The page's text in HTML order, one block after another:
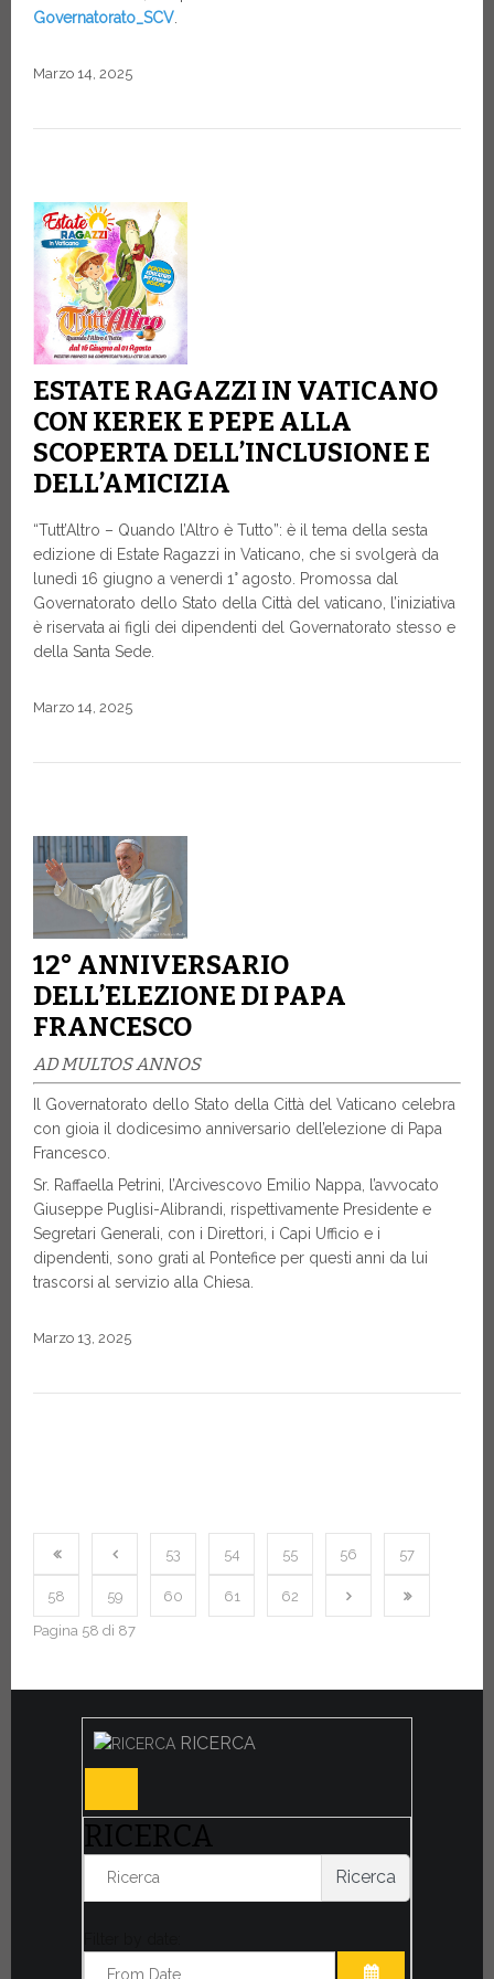
Governatorato_SCV
Marzo 14, 2025
ESTATE RAGAZZI IN VATICANO
CON KEREK E PEPE ALLA
SCOPERTA DELL’INCLUSIONE E
DELL’AMICIZIA
“Tutt’Altro – Quando l’Altro è Tutto”: è il tema della sesta
edizione di Estate Ragazzi in Vaticano, che si svolgerà da
lunedì 16 giugno a venerdì 1° agosto. Promossa dal
Governatorato dello Stato della Città del vaticano, l’iniziativa
è riservata ai figli dei dipendenti del Governatorato stesso e
della Santa Sede.
Marzo 14, 2025
12° ANNIVERSARIO
DELL’ELEZIONE DI PAPA
FRANCESCO
AD MULTOS ANNOS
Il Governatorato dello Stato della Città del Vaticano celebra
con gioia il dodicesimo anniversario dell’elezione di Papa
Francesco.
Sr. Raffaella Petrini, l’Arcivescovo Emilio Nappa, l’avvocato
Giuseppe Puglisi-Alibrandi, rispettivamente Presidente e
Segretari Generali, con i Direttori, i Capi Ufficio e i
dipendenti, sono grati al Pontefice per questi anni da lui
trascorsi al servizio alla Chiesa.
Marzo 13, 2025
53 54 55 56 57
58 59 60 61 62
Pagina 58 di 87
RICERCA
RICERCA
Ricerca